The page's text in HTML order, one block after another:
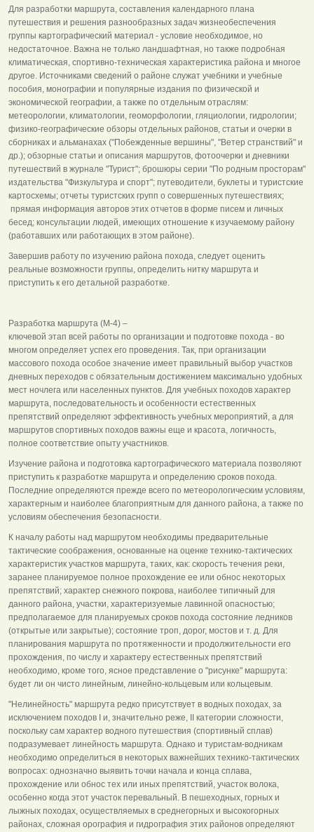
Для разработки маршрута, составления календарного плана
путешествия и решения разнообразных задач жизнеобеспечения
группы картографический материал - условие необходимое, но
недостаточное. Важна не только ландшафтная, но также подробная
климатическая, спортивно-техническая характеристика района и многое
другое. Источниками сведений о районе служат учебники и учебные
пособия, монографии и популярные издания по физической и
экономической географии, а также по отдельным отраслям:
метеорологии, климатологии, геоморфологии, гляциологии, гидрологии;
физико-географические обзоры отдельных районов, статьи и очерки в
сборниках и альманахах ("Побежденные вершины", "Ветер странствий" и
др.); обзорные статьи и описания маршрутов, фотоочерки и дневники
путешествий в журнале "Турист"; брошюры серии "По родным просторам"
издательства "Физкультура и спорт"; путеводители, буклеты и туристские
картосхемы; отчеты туристских групп о совершенных путешествиях;
прямая информация авторов этих отчетов в форме писем и личных
бесед; консультации людей, имеющих отношение к изучаемому району
(работавших или работающих в этом районе).
Завершив работу по изучению района похода, следует оценить
реальные возможности группы, определить нитку маршрута и
приступить к его детальной разработке.
Разработка маршрута (М-4) –
ключевой этап всей работы по организации и подготовке похода - во
многом определяет успех его проведения. Так, при организации
массового похода особое значение имеет правильный выбор участков
дневных переходов с обязательным достижением максимально удобных
мест ночлега или населенных пунктов. Для учебных походов характер
маршрута, последовательность и особенности естественных
препятствий определяют эффективность учебных мероприятий, а для
маршрутов спортивных походов важны еще и красота, логичность,
полное соответствие опыту участников.
Изучение района и подготовка картографического материала позволяют
приступить к разработке маршрута и определению сроков похода.
Последние определяются прежде всего по метеорологическим условиям,
характерным и наиболее благоприятным для данного района, а также по
условиям обеспечения безопасности.
К началу работы над маршрутом необходимы предварительные
тактические соображения, основанные на оценке технико-тактических
характеристик участков маршрута, таких, как: скорость течения реки,
заранее планируемое полное прохождение ее или обнос некоторых
препятствий; характер снежного покрова, наиболее типичный для
данного района, участки, характеризуемые лавинной опасностью;
предполагаемое для планируемых сроков похода состояние ледников
(открытые или закрытые); состояние троп, дорог, мостов и т. д. Для
планирования маршрута по протяженности и продолжительности его
прохождения, по числу и характеру естественных препятствий
необходимо, кроме того, ясное представление о "рисунке" маршрута:
будет ли он чисто линейным, линейно-кольцевым или кольцевым.
"Нелинейность" маршрута редко присутствует в водных походах, за
исключением походов I и, значительно реже, II категории сложности,
поскольку сам характер водного путешествия (спортивный сплав)
подразумевает линейность маршрута. Однако и туристам-водникам
необходимо определиться в некоторых важнейших технико-тактических
вопросах: однозначно выявить точки начала и конца сплава,
прохождение или обнос тех или иных препятствий, участок волока,
особенно когда этот участок перевальный. В пешеходных, горных и
лыжных походах, осуществляемых в среднегорных и высокогорных
районах, сложная орография и гидрография этих районов определяют